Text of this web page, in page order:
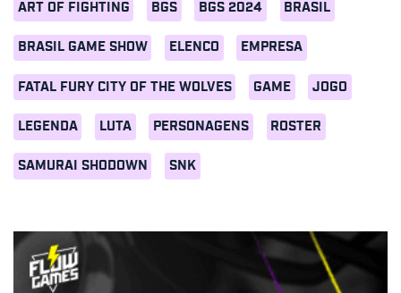
ART OF FIGHTING BGS BGS 2024 BRASIL
BRASIL GAME SHOW ELENCO EMPRESA
FATAL FURY CITY OF THE WOLVES GAME JOGO
LEGENDA LUTA PERSONAGENS ROSTER
SAMURAI SHODOWN SNK